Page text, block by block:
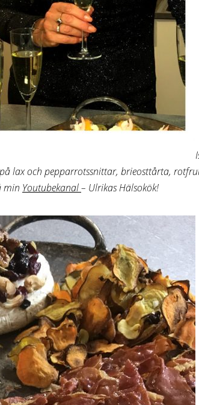
lax och pepparrotssnittar, brieosttårta,
min Youtubekanal– Ulrikas Hälsokök!